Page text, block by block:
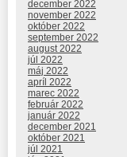
december 2022
november 2022
október 2022
september 2022
august 2022
júl 2022
máj 2022
apríl 2022
marec 2022
február 2022
január 2022
december 2021
október 2021
júl 2021